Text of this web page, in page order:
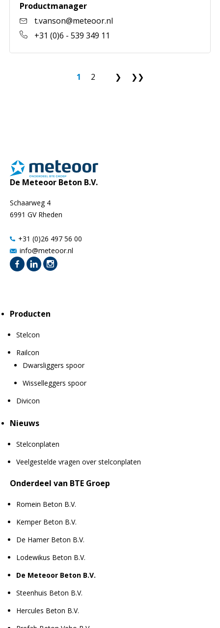
Productmanager
t.vanson@meteoor.nl
+31 (0)6 - 539 349 11
1 2 ❯ ❯❯
De Meteoor Beton B.V.
Schaarweg 4
6991 GV Rheden
+31 (0)26 497 56 00
info@meteoor.nl
Producten
Stelcon
Railcon
Dwarsliggers spoor
Wisselleggers spoor
Divicon
Nieuws
Stelconplaten
Veelgestelde vragen over stelconplaten
Onderdeel van BTE Groep
Romein Beton B.V.
Kemper Beton B.V.
De Hamer Beton B.V.
Lodewikus Beton B.V.
De Meteoor Beton B.V.
Steenhuis Beton B.V.
Hercules Beton B.V.